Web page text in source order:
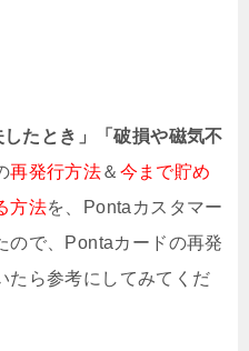
したとき」
「破損や磁気不
再発行方法＆ 今まで貯め
方法を、Pontaカスタマー
ので、Pontaカードの再発
たら参考にしてみてくだ